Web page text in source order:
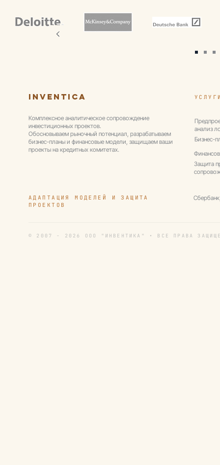
Inventica
анализ
Бизнес-
Защита
АДАПТАЦИЯ МОДЕЛЕЙ И ЗАЩИТА
ПРОЕКТОВ
© 2007 - 2026 ООО "ИНВЕНТИКА" • ВСЕ ПРАВА
Комплексное аналитическое сопровождение
инвестиционных проектов.
Обосновываем рыночный потенциал, разрабатываем
бизнес-планы и финансовые модели, защищаем ваши
проекты на кредитных комитетах.